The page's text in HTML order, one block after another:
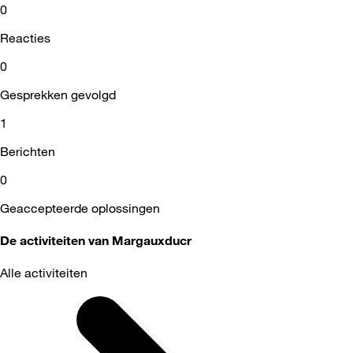
0
Reacties
0
Gesprekken gevolgd
1
Berichten
0
Geaccepteerde oplossingen
De activiteiten van Margauxducr
Alle activiteiten